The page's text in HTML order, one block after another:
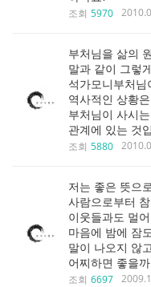
조회 5970
부처님을 삶의
말과 같이 그렇
석가모니부처
역사적인 상황
부처님이 사시
관계에 있는 것
조회 5880
저는 좋은 뜻으
사람으로부터
이웃들과도 멀
마음에 밤에 잠
말이 나오지 않
어찌하면 좋을
조회 6697